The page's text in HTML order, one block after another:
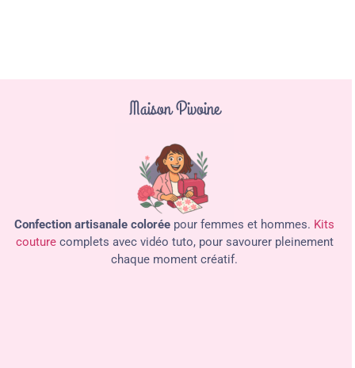
Maison Pivoine
Confection artisanale colorée pour femmes et hommes. Kits
couturecomplets avec vidéo tuto, pour savourer pleinement
chaque moment créatif.